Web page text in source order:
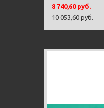
8 740,60 руб.
10 053,60 руб.